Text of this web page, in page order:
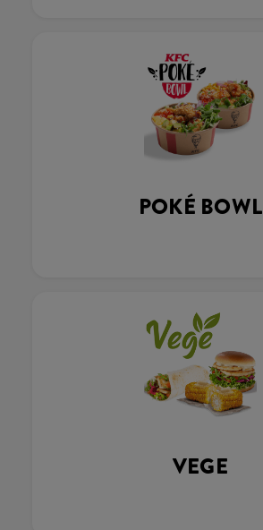
POKÉ BOWL
VEGE